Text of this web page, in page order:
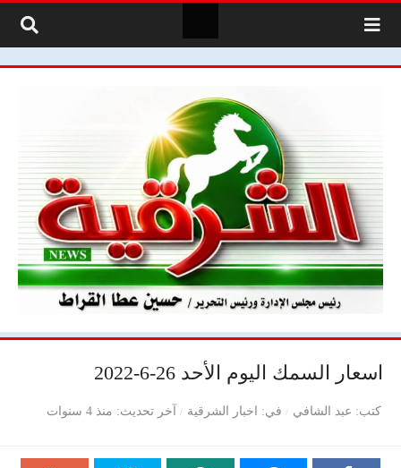
اسعار السمك اليوم الأحد 26-6-2022
كتب عبد الشافي في اخبار الشرقية آخر تحديث منذ 4 سنوات